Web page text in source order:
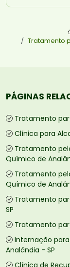
Tratamento
PÁGINAS
Tratamento
Clínica para
Tratamento
Químico de
Tratamento
Químico de
Tratamento
SP
Tratamento
Internação
Analândia - SP